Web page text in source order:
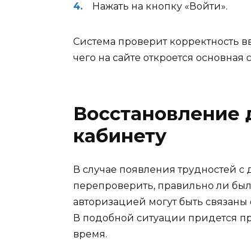
Нажать на кнопку «Войти».
Система проверит корректность
чего на сайте откроется основная
Восстановление
кабинету
В случае появления трудностей с
перепроверить, правильно ли
авторизацией могут быть
В подобной ситуации придется
время.